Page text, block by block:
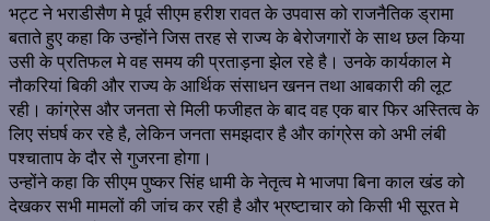
भट्ट ने भराडीसैण मे पूर्व सीएम हरीश रावत के उपवास को राजनैतिक ड्रामा
बताते हुए कहा कि उन्होंने जिस तरह से राज्य के बेरोजगारों के साथ छल किया
उसी के प्रतिफल मे वह समय की प्रताड़ना झेल रहे है। उनके कार्यकाल मे
नौकरियां बिकी और राज्य के आर्थिक संसाधन खनन तथा आबकारी की लूट
रही। कांग्रेस और जनता से मिली फजीहत के बाद वह एक बार फिर अस्तित्व के
लिए संघर्ष कर रहे है, लेकिन जनता समझदार है और कांग्रेस को अभी लंबी
पश्चाताप के दौर से गुजरना होगा।
उन्होंने कहा कि सीएम पुष्कर सिंह धामी के नेतृत्व मे भाजपा बिना काल खंड को
देखकर सभी मामलों की जांच कर रही है और भ्रष्टाचार को किसी भी सूरत मे